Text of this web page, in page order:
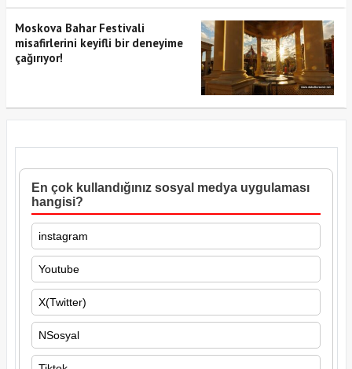
Moskova Bahar Festivali
misafirlerini keyifli bir deneyime
çağırıyor!
En çok kullandığınız sosyal medya uygulaması
hangisi?
instagram
Youtube
X(Twitter)
NSosyal